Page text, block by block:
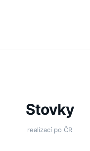
Stovky
realizací po ČR